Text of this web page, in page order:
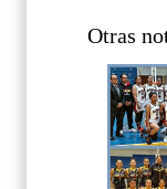
Otras